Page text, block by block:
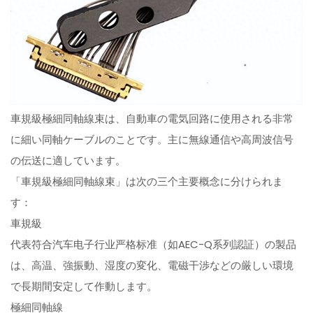
車規級極細同軸線束は、自動車の電気回路に使用される非常
に細い同軸ケーブルのことです。主に無線通信や高周波信号
の伝送に適しています。
「車規級極細同軸線束」は次の三个主要概念に分けられま
す：
車規級
代表符合汽车电子行业严格标准（如AEC-Q系列認証）の製品
は、高温、強振動、湿度の変化、電磁干渉などの厳しい環境
で長期間安定して作動します。
極細同軸線